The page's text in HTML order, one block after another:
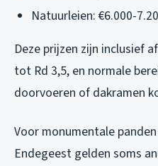
Natuurleien: €6.000-
Deze prijzen zijn inclusief
tot Rd 3,5, en normale
doorvoeren of dakramen
Voor monumentale
Endegeest gelden soms